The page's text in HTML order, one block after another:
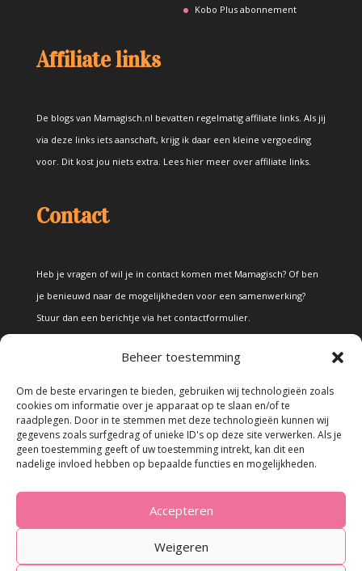
Beheer toestemming
Om de beste ervaringen te bieden, gebruiken wij technologieën zoals
cookies om informatie over je apparaat op te slaan en/of te
raadplegen. Door in te stemmen met deze technologieën kunnen wij
gegevens zoals surfgedrag of unieke ID's op deze site verwerken. Als je
geen toestemming geeft of uw toestemming intrekt, kan dit een
nadelige invloed hebben op bepaalde functies en mogelijkheden.
Accepteren
Weigeren
Kobo Plus abonnement
Affiliate links
De blogs van Mamagisch.nl bevatten regelmatig affiliate links. Als jij
via deze links iets aanschaft, krijg ik daar een kleine vergoeding
voor. Dit kost jou niets extra. Lees hier meer over affiliate links.
Contact
Heb je vragen of wil je in contact komen met Mamagisch? Of ben
je benieuwd naar de mogelijkheden voor een samenwerking?
Stuur dan een berichtje via het contactformulier.
Alle teksten en foto's op deze site zijn eigendom van Mamagisch.
Teksten en foto's van Mamagisch mogen onder geen beding
zonder toestemming worden overgenomen. Wanneer er gebruik
wordt gemaakt van teksten en foto's van derden, zal dit
uitdrukkelijk worden vermeld.